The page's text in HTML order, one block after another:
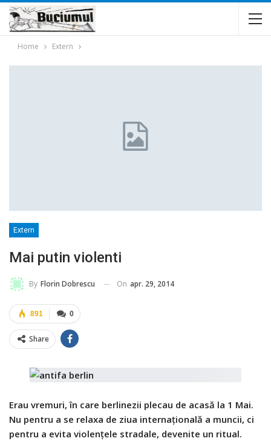
Home Extern
Extern
Mai putin violenti
By Florin Dobrescu On apr. 29, 2014
0
891
Share
Erau vremuri, în care berlinezii plecau de acasă la 1 Mai.
Nu pentru a se relaxa de ziua internaţională a muncii, ci
pentru a evita violenţele stradale, devenite un ritual.